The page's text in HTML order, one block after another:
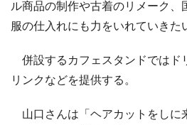
ル商品の制作や古着のリメーク、
服の仕入れにも力をいれていきた
併設するカフェスタンドではド
リンクなどを提供する。
山口さんは「ヘアカットをしに